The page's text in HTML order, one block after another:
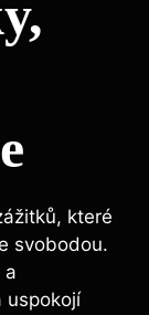
které
svobodou.
a
⁣uspokojí